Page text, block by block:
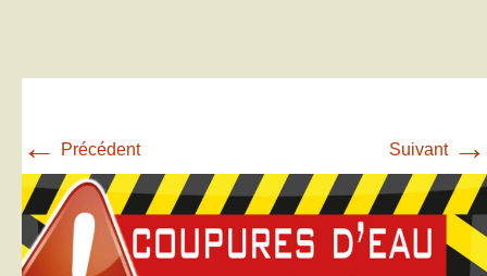
← Précédent Suivant →